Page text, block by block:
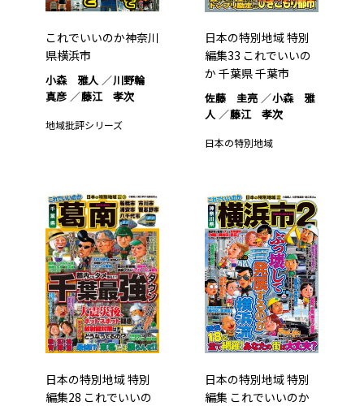
これでいいのか神奈川
県横浜市
小森 雅人
川野輪
真彦
藤江 孝次
地域批評シリーズ
日本の特別地域 特別
編集33 これでいいの
か 千葉県 千葉市
佐藤 圭亮
小森 雅
人
藤江 孝次
日本の特別地域
日本の特別地域 特別
編集28 これでいいの
日本の特別地域 特別
編集 これでいいのか